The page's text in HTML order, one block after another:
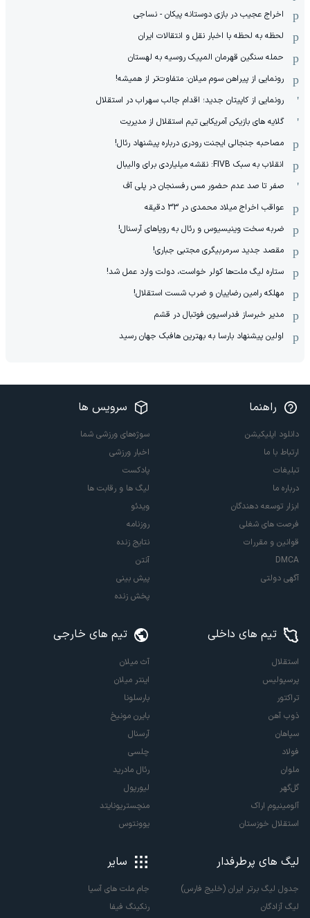
اخراج عجیب در بازی دوستانه پیکان - نساجی
لحظه به لحظه با اخبار نقل و انتقالات ایران
حمله سنگین قهرمان المپیک روسیه به لهستان
رونمایی از پیراهن سوم میلان: متفاوت‌تر از همیشه!
رونمایی از کاپیتان جدید؛ اقدام جالب سهراب در استقلال
گلایه های بازیکن آمریکایی تیم استقلال از مدیریت
مصاحبه جنجالی ایجنت رودری درباره پیشنهاد رئال!
انقلاب به سبک FIVB: نقشه میلیاردی برای والیبال
صفر تا صد عدم حضور مس رفسنجان در پلی آف
عواقب اخراج میلاد محمدی در 33 دقیقه
ضربه سخت وینیسیوس و رئال به رویاهای آرسنال!
مقصد جدید سرمربیگری مجتبی جباری!
ستاره لیگ ملت‌ها کولر خواست، دولت وارد عمل شد!
مهلکه رامین رضاییان و ضرب شست استقلال!
مدیر خبرساز فدراسیون فوتبال در قشم
اولین پیشنهاد بارسا به بهترین هافبک جهان رسید
راهنما
دانلود اپلیکیشن
ارتباط با ما
تبلیغات
درباره ما
ابزار توسعه دهندگان
فرصت های شغلی
قوانین و مقررات
DMCA
آگهی دولتی
سرویس ها
سوژه‌های ورزشی شما
اخبار ورزشی
پادکست
لیگ ها و رقابت ها
ویدئو
روزنامه
نتایج زنده
آنتن
پیش بینی
پخش زنده
تیم های داخلی
استقلال
پرسپولیس
تراکتور
ذوب آهن
سپاهان
فولاد
ملوان
گل‌گهر
آلومینیوم اراک
استقلال خوزستان
تیم های خارجی
آث میلان
اینتر میلان
بارسلونا
بایرن مونیخ
آرسنال
چلسی
رئال مادرید
لیورپول
منچستریونایتد
یوونتوس
لیگ های پرطرفدار
جدول لیگ برتر ایران (خلیج فارس)
لیگ آزادگان
سایر
جام ملت های آسیا
رنکینگ فیفا